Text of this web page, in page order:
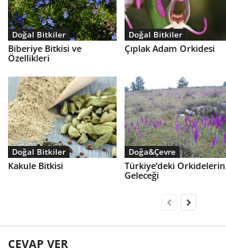
Doğal Bitkiler
Biberiye Bitkisi ve
Özellikleri
Doğal Bitkiler
Çıplak Adam Orkidesi
Doğal Bitkiler
Kakule Bitkisi
Doğa&Çevre
Türkiye’deki Orkidelerin
Geleceği
CEVAP VER